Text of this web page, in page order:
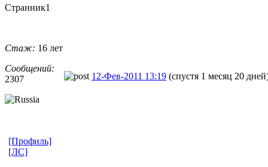
Странник1
Стаж: 16 лет
Сообщений:
2307
12-Фев-2011 13:19 (спустя 1 месяц 20
[Профиль]
[ЛС]